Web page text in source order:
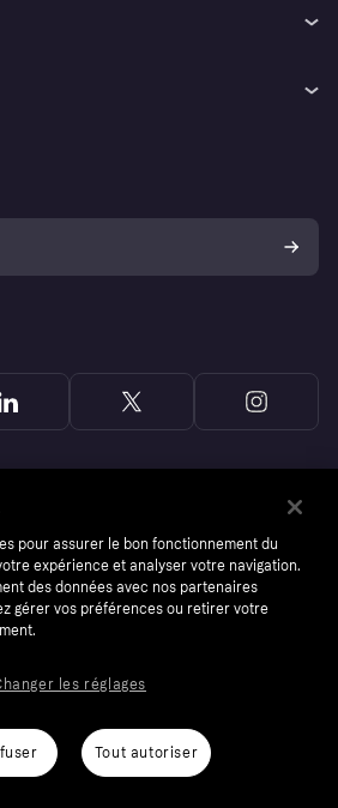
CookiesKlarna.com
pour assurer le bon fonctionnement du
expérience et analyser votre navigation.
des données avec nos partenaires
gérer vos préférences ou retirer votre
Tout autoriser
les réglages